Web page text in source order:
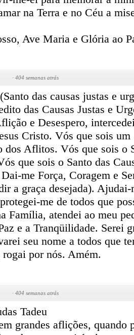
na Terra e no Céu a
Ave Maria e Glória ao
· 404 semanas atrás
das causas justas e
das Causas Justas e
e Desespero,
Cristo. Vós que sois
dos Aflitos. Vós que sois o
que sois o Santo das
me Força, Coragem e
a graça desejada). Ajudai-
me de todos que
Família, atendei ao meu
e a Tranqüilidade. Serei
seu nome a todos que
por nós. Amém.
· 404 semanas atrás
Tadeu
grandes aflições, quando